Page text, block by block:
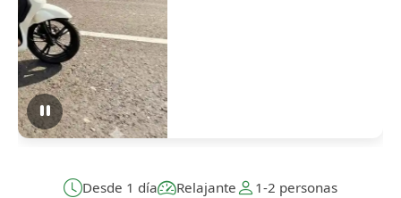
Desde 1 día Relajante
1-2 personas